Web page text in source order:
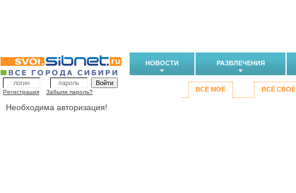
НОВОСТИ РАЗВЛЕЧЕНИЯ
Регистрация Забыли пароль? ВСЁ МОЁ ВСЁ СВОЁ
Необходима авторизация!